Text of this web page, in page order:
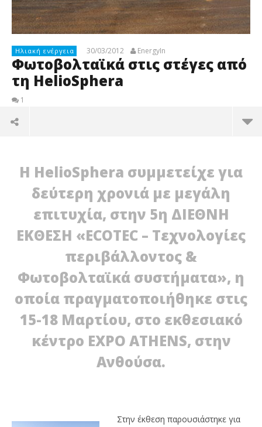
Ηλιακή ενέργεια 30/03/2012 EnergyIn
Φωτοβολταϊκά στις στέγες από
τη HelioSphera
1
NOW VIEWING
Φωτοβολταϊκά στις στέγες από τη HelioSphera
30/03/2012
EnergyIn
Η HelioSphera συμμετείχε για
δεύτερη χρονιά με μεγάλη
επιτυχία, στην 5η ΔΙΕΘΝΗ
ΕΚΘΕΣΗ «ECOTEC – Τεχνολογίες
περιβάλλοντος &
Φωτοβολταϊκά συστήματα», η
οποία πραγματοποιήθηκε στις
15-18 Μαρτίου, στο εκθεσιακό
κέντρο EXPO ATHENS, στην
Ανθούσα.
Στην έκθεση παρουσιάστηκε για